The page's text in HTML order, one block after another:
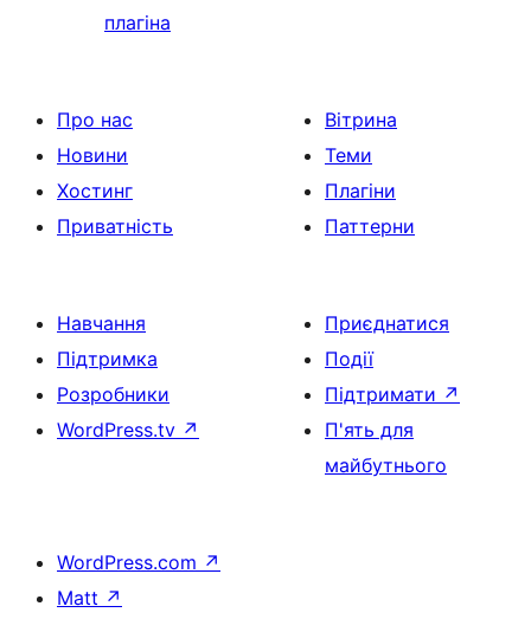
плагіна
Про нас
Новини
Хостинг
Приватність
Вітрина
Теми
Плагіни
Паттерни
Навчання
Підтримка
Розробники
WordPress.tv ↗
Приєднатися
Події
Підтримати ↗
П'ять для
майбутнього
WordPress.com ↗
Matt ↗